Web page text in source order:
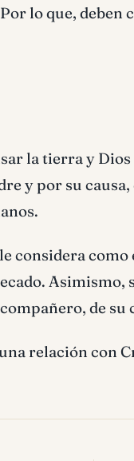
lo que,
la tierra y
y por su
considera
Asimismo,
de su
relación con